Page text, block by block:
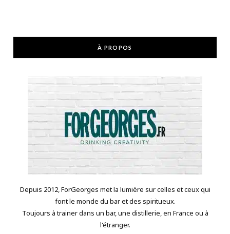
À PROPOS
Depuis 2012, ForGeorges met la lumière sur celles et ceux qui
font le monde du bar et des spiritueux.
Toujours à trainer dans un bar, une distillerie, en France ou à
l'étranger.